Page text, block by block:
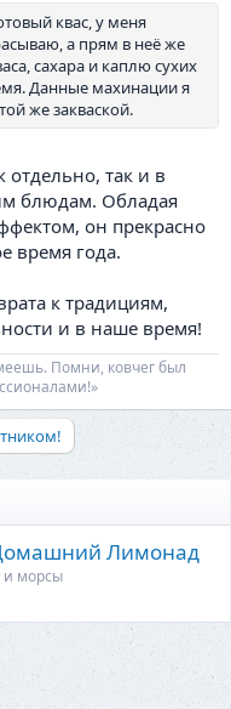
квас, у меня
а прям в неё же
сахара и каплю сухих
Данные махинации я
же закваской.
отдельно, так и в
блюдам. Обладая
он прекрасно
время года.
к традициям,
и в наше время!
Помни, ковчег был
Лимонад
морсы